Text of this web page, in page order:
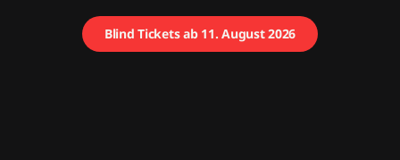
Blind Tickets ab 11. August 2026